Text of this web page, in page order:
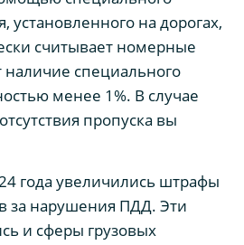
установленного на дорогах,
считывает номерные
наличие специального
менее 1%. В случае
пропуска вы
года увеличились штрафы
за нарушения ПДД. Эти
и сферы грузовых